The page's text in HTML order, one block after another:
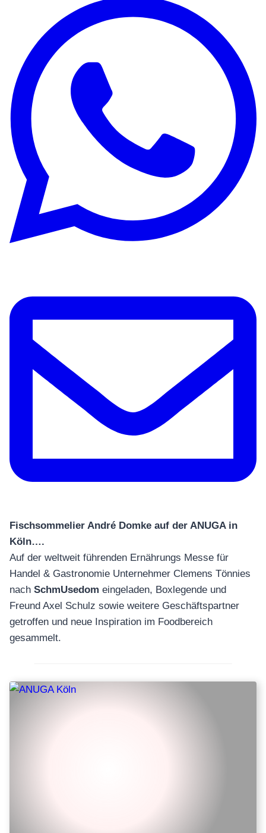
Fischsommelier André Domke auf der ANUGA in
Köln….
Auf der weltweit führenden Ernährungs Messe für
Handel & Gastronomie Unternehmer Clemens Tönnies
nach SchmUsedom eingeladen, Boxlegende und
Freund Axel Schulz sowie weitere Geschäftspartner
getroffen und neue Inspiration im Foodbereich
gesammelt.